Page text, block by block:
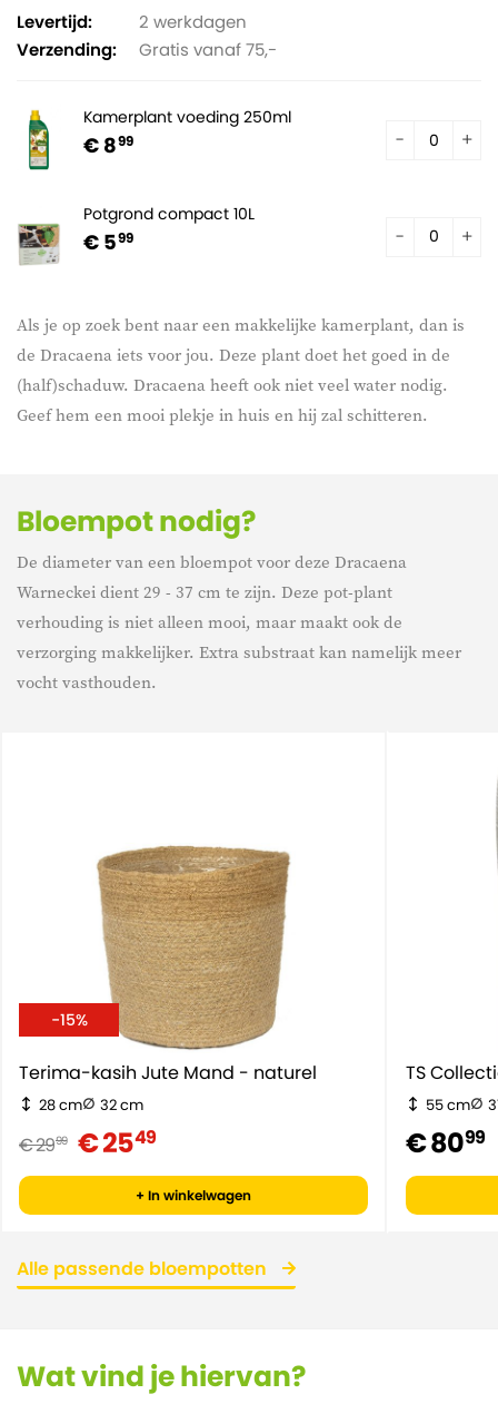
Als je op zoek bent naar een makkelijke kamerplant, dan is
de Dracaena iets voor jou. Deze plant doet het goed in de
(half)schaduw. Dracaena heeft ook niet veel water nodig.
Geef hem een mooi plekje in huis en hij zal schitteren.
Levertijd:
2 werkdagen
Verzending:
Gratis vanaf 75,-
Kamerplant voeding 250ml
€ 899
Potgrond compact 10L
€ 599
Bloempot nodig?
De diameter van een bloempot voor deze Dracaena
Warneckei dient 29 - 37 cm te zijn. Deze pot-plant
verhouding is niet alleen mooi, maar maakt ook de
verzorging makkelijker. Extra substraat kan namelijk meer
vocht vasthouden.
-15%
Terima-kasih Jute Mand - naturel
28 cm 32 cm
€ 2999 € 2549
+ In winkelwagen
TS
55 cm
€ 8099
Alle passende bloempotten
Wat vind je hiervan?